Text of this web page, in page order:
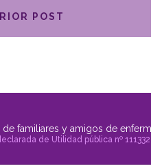
POST
de familiares y amigos de
de Utilidad pública nº 111332